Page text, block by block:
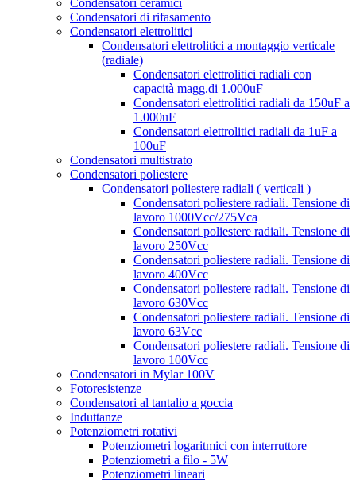
Condensatori ceramici
Condensatori di rifasamento
Condensatori elettrolitici
Condensatori elettrolitici a montaggio verticale
(radiale)
Condensatori elettrolitici radiali con
capacità magg.di 1.000uF
Condensatori elettrolitici radiali da 150uF a
1.000uF
Condensatori elettrolitici radiali da 1uF a
100uF
Condensatori multistrato
Condensatori poliestere
Condensatori poliestere radiali ( verticali )
Condensatori poliestere radiali. Tensione di
lavoro 1000Vcc/275Vca
Condensatori poliestere radiali. Tensione di
lavoro 250Vcc
Condensatori poliestere radiali. Tensione di
lavoro 400Vcc
Condensatori poliestere radiali. Tensione di
lavoro 630Vcc
Condensatori poliestere radiali. Tensione di
lavoro 63Vcc
Condensatori poliestere radiali. Tensione di
lavoro 100Vcc
Condensatori in Mylar 100V
Fotoresistenze
Condensatori al tantalio a goccia
Induttanze
Potenziometri rotativi
Potenziometri logaritmici con interruttore
Potenziometri a filo - 5W
Potenziometri lineari